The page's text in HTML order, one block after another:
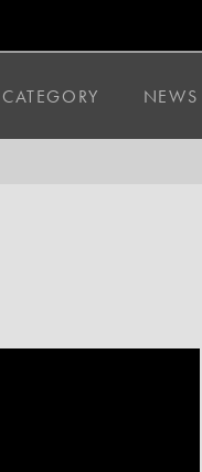
CATEGORY NEWS